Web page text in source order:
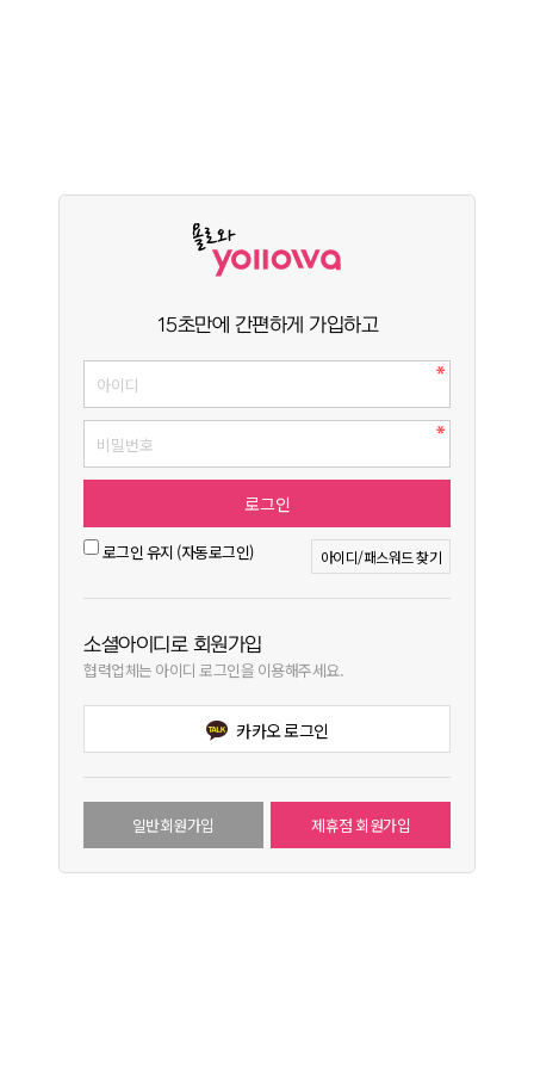
15초만에 간편하게 가입하고
로그인 유지 (자동로그인) 아이디/패스워드 찾기
소셜아이디로 회원가입
협력업체는 아이디 로그인을 이용해주세요.
카카오 로그인
일반회원가입 제휴점 회원가입